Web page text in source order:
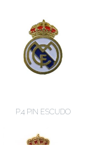
P.4 PIN ESCUDO